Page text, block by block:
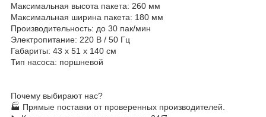
Максимальная высота пакета: 260 мм
Максимальная ширина пакета: 180 мм
Производительность: до 30 пак/мин
Электропитание: 220 В / 50 Гц
Габариты: 43 х 51 х 140 см
Тип насоса: поршневой
Почему выбирают нас?
🏭 Прямые поставки от проверенных производителей.